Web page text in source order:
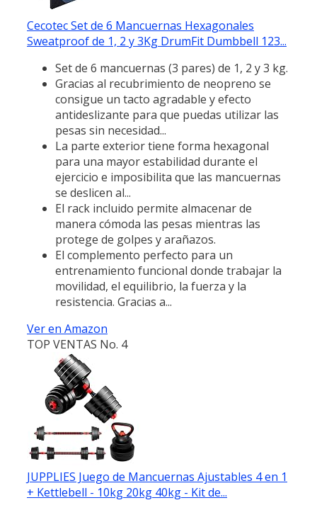
Cecotec Set de 6 Mancuernas Hexagonales
Sweatproof de 1, 2 y 3Kg DrumFit Dumbbell 123...
Set de 6 mancuernas (3 pares) de 1, 2 y 3 kg.
Gracias al recubrimiento de neopreno se
consigue un tacto agradable y efecto
antideslizante para que puedas utilizar las
pesas sin necesidad...
La parte exterior tiene forma hexagonal
para una mayor estabilidad durante el
ejercicio e imposibilita que las mancuernas
se deslicen al...
El rack incluido permite almacenar de
manera cómoda las pesas mientras las
protege de golpes y arañazos.
El complemento perfecto para un
entrenamiento funcional donde trabajar la
movilidad, el equilibrio, la fuerza y la
resistencia. Gracias a...
Ver en Amazon
TOP VENTAS No. 4
JUPPLIES Juego de Mancuernas Ajustables 4 en 1
+ Kettlebell - 10kg 20kg 40kg - Kit de...